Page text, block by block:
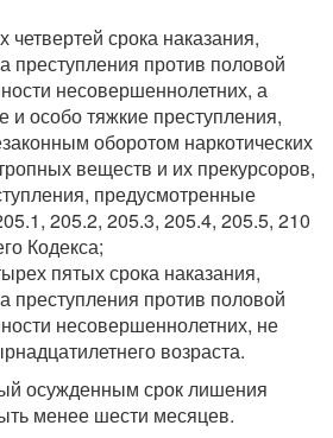
четвертей срока наказания,
преступления против половой
несовершеннолетних, а
и особо тяжкие преступления,
оборотом наркотических
веществ и их прекурсоров,
предусмотренные
205.2, 205.3, 205.4, 205.5, 210
Кодекса;
пятых срока наказания,
преступления против половой
несовершеннолетних, не
возраста.
осужденным срок лишения
менее шести месяцев.